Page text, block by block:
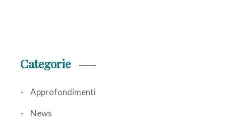
Categorie
Approfondimenti
News